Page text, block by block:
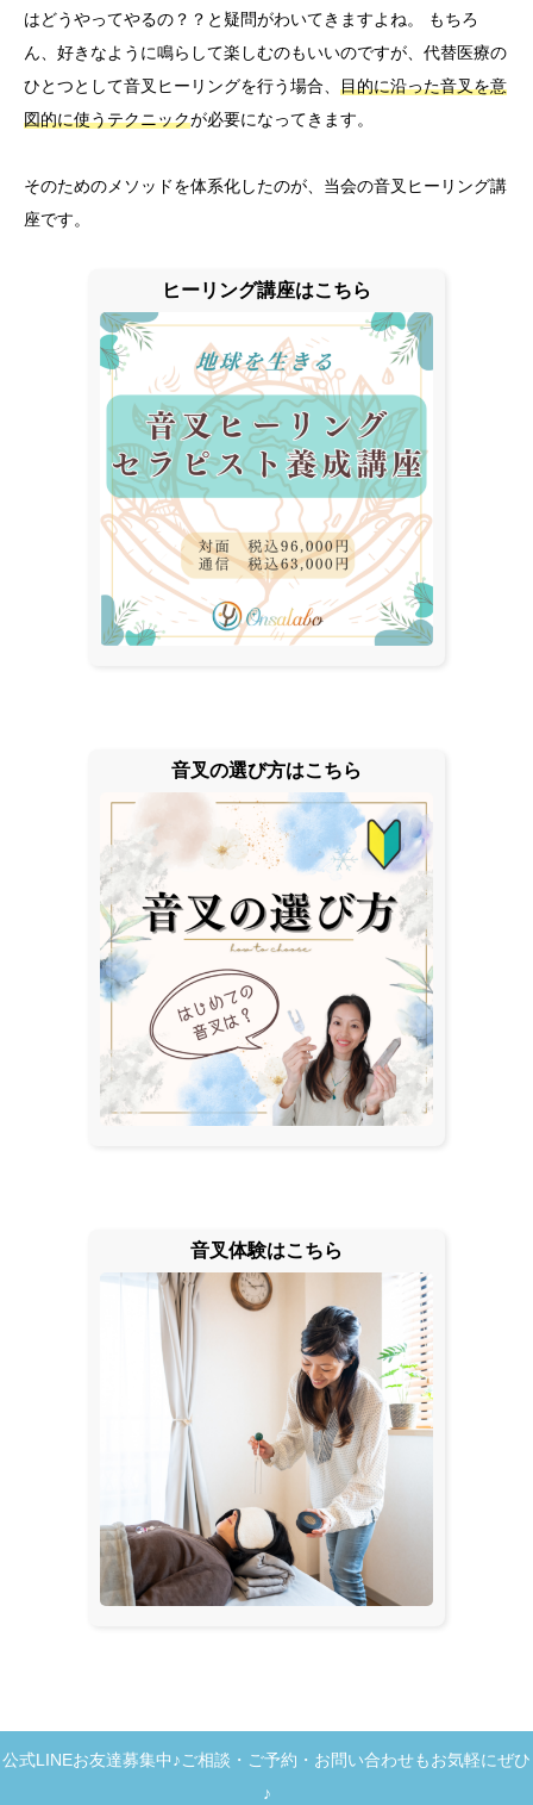
はどうやってやるの？？と疑問がわいてきますよね。 もちろ
ん、好きなように鳴らして楽しむのもいいのですが、代替医療の
ひとつとして音叉ヒーリングを行う場合、 目的に沿った音叉を意
図的に使うテクニックが必要になってきます。
そのためのメソッドを体系化したのが、当会の音叉ヒーリング講
座です。
ヒーリング講座はこちら
音叉の選び方はこちら
音叉体験はこちら
公式LINEお友達募集中♪ご相談・ご予約・お問い合わせもお気軽にぜひ
♪